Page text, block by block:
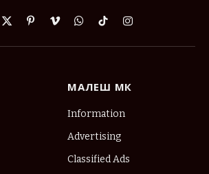
X
PinterestVimeoWhatsApp
TikTokInstagram
МАЛЕШ МК
Information
Advertising
Classified Ads